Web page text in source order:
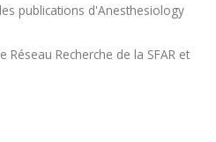
publications d'Anesthesiology
Recherche de la SFAR et